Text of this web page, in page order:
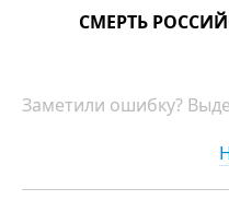
СМЕРТЬ
Заметили ошибку?